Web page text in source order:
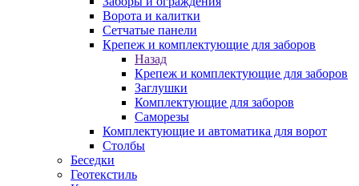
Ворота и калитки
Сетчатые панели
Крепеж и комплектующие для заборов
Назад
Крепеж и комплектующие для заборов
Заглушки
Комплектующие для заборов
Саморезы
Комплектующие и автоматика для ворот
Столбы
Беседки
Геотекстиль